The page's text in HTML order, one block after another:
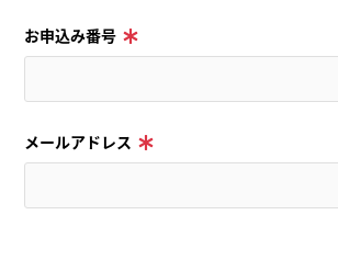
お申込み番号
メールアドレス